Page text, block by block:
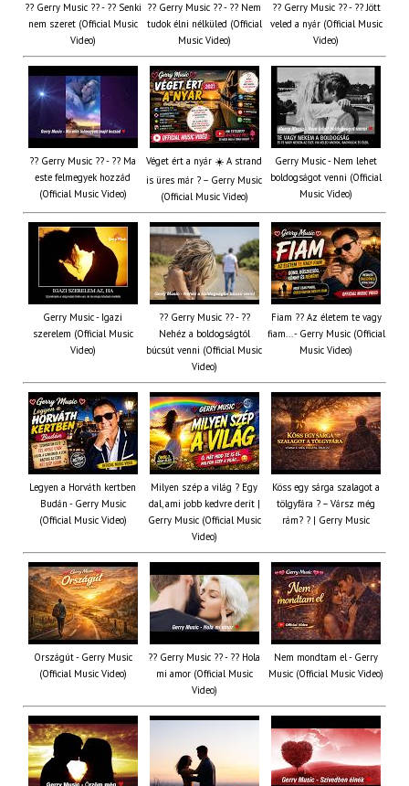
?? Gerry Music ?? - ?? Senki
nem szeret (Official Music
Video)
?? Gerry Music ?? - ?? Nem
tudok élni nélküled (Official
Music Video)
?? Gerry Music ?? - ?? Jött
veled a nyár (Official Music
Video)
?? Gerry Music ?? - ?? Ma
este felmegyek hozzád
(Official Music Video)
Véget ért a nyár ☀️ A strand
is üres már ? – Gerry Music
(Official Music Video)
Gerry Music - Nem lehet
boldogságot venni (Official
Music Video)
Gerry Music - Igazi
szerelem (Official Music
Video)
?? Gerry Music ?? - ??
Nehéz a boldogságtól
búcsút venni (Official Music
Video)
Fiam ?‍? Az életem te vagy
fiam... - Gerry Music (Official
Music Video)
Legyen a Horváth kertben
Budán - Gerry Music
(Official Music Video)
Milyen szép a világ ? Egy
dal, ami jobb kedvre derít |
Gerry Music (Official Music
Video)
Köss egy sárga szalagot a
tölgyfára ?️ – Vársz még
rám? ? | Gerry Music
Országút - Gerry Music
(Official Music Video)
?? Gerry Music ?? - ?? Hola
mi amor (Official Music
Video)
Nem mondtam el - Gerry
Music (Official Music Video)